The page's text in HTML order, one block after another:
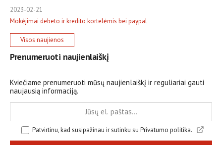
2023-02-21
Mokėjimai debeto ir kredito kortelėmis bei paypal
Visos naujienos
Prenumeruoti naujienlaiškį
Kviečiame prenumeruoti mūsų naujienlaiškį ir reguliariai gauti
naujausią informaciją.
Patvirtinu, kad susipažinau ir sutinku su Privatumo politika.